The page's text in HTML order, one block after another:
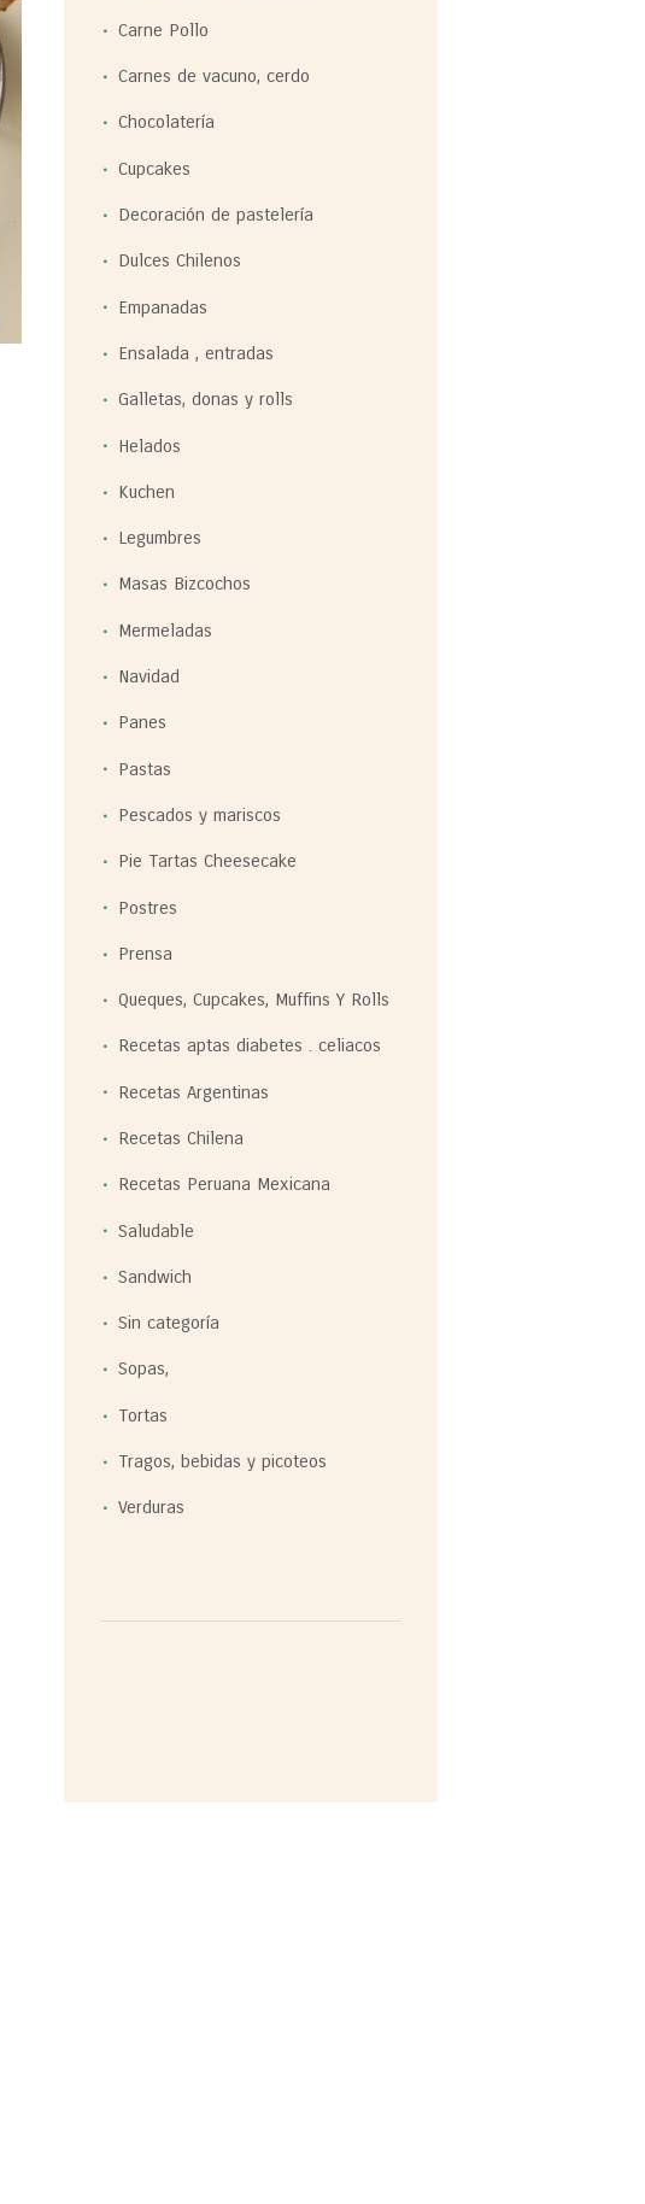
Carne Pollo
Carnes de vacuno, cerdo
Chocolatería
Cupcakes
Decoración de pastelería
Dulces Chilenos
Empanadas
Ensalada , entradas
Galletas, donas y rolls
Helados
Kuchen
Legumbres
Masas Bizcochos
Mermeladas
Navidad
Panes
Pastas
Pescados y mariscos
Pie Tartas Cheesecake
Postres
Prensa
Queques, Cupcakes, Muffins Y Rolls
Recetas aptas diabetes . celiacos
Recetas Argentinas
Recetas Chilena
Recetas Peruana Mexicana
Saludable
Sandwich
Sin categoría
Sopas,
Tortas
Tragos, bebidas y picoteos
Verduras